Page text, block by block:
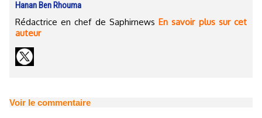
Hanan Ben Rhouma
Rédactrice en chef de Saphirnews En savoir plus sur cet
auteur
Voir le commentaire